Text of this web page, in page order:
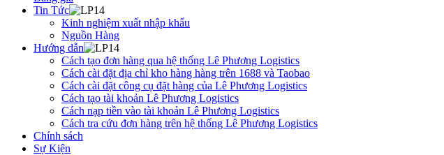
Tin Tức
Kinh nghiệm xuất nhập khẩu
Nguồn Hàng
Hướng dẫn
Cách tạo đơn hàng qua hệ thống Lê Phương Logistics
Cách cài đặt địa chỉ kho hàng hàng trên 1688 và Taobao
Cách cài đặt công cụ đặt hàng của Lê Phương Logistics
Cách tạo tài khoản Lê Phương Logistics
Cách nạp tiền vào tài khoản Lê Phương Logistics
Cách tra cứu đơn hàng trên hệ thống Lê Phương Logistics
Chính sách
Sự Kiện